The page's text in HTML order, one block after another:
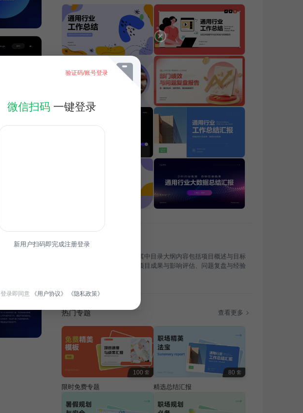
简介
关于项目总结与问题复盘，其中目录大纲内容包括项目概述与目标
回顾、项目执行过程回顾、项目成果与影响评估、问题复盘与经验
热门专题 查看更多
100 套
限时免费专题
80 套
精选总结汇报
验证码/账号登录
微信扫码 一键登录
新用户扫码即完成注册登录
登录即同意 《用户协议》 《隐私政策》